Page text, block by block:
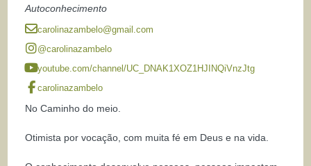
Autoconhecimento
carolinazambelo@gmail.com
@carolinazambelo
youtube.com/channel/UC_DNAK1XOZ1HJINQiVnzJtg
carolinazambelo
No Caminho do meio.
Otimista por vocação, com muita fé em Deus e na vida.